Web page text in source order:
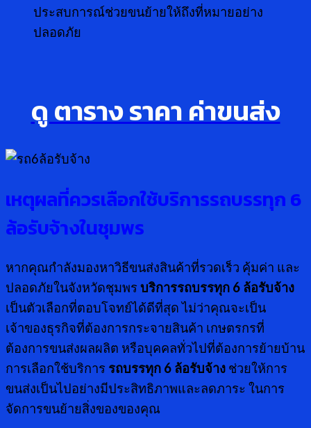
ประสบการณ์ช่วยขนย้ายให้ถึงที่หมายอย่าง
ปลอดภัย
ดู ตาราง ราคา ค่าขนส่ง
เหตุผลที่ควรเลือกใช้บริการรถบรรทุก 6
ล้อรับจ้างในชุมพร
หากคุณกำลังมองหาวิธีขนส่งสินค้าที่รวดเร็ว คุ้มค่า และ
ปลอดภัยในจังหวัดชุมพรบริการรถบรรทุก 6 ล้อรับจ้าง
เป็นตัวเลือกที่ตอบโจทย์ได้ดีที่สุด ไม่ว่าคุณจะเป็น
เจ้าของธุรกิจที่ต้องการกระจายสินค้า เกษตรกรที่
ต้องการขนส่งผลผลิต หรือบุคคลทั่วไปที่ต้องการย้ายบ้าน
การเลือกใช้บริการ รถบรรทุก 6 ล้อรับจ้าง ช่วยให้การ
ขนส่งเป็นไปอย่างมีประสิทธิภาพและลดภาระ ในการ
จัดการขนย้ายสิ่งของของคุณ